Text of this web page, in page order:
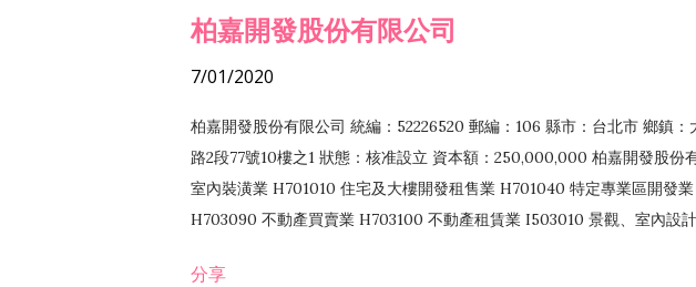
柏嘉開發股份有限公司
7/01/2020
柏嘉開發股份有限公司 統編：52226520 郵編：106 縣市：台北市 鄉鎮
路2段77號10樓之1 狀態：核准設立 資本額：250,000,000 柏嘉開發股份
室內裝潢業 H701010 住宅及大樓開發租售業 H701040 特定專業區開發
H703090 不動產買賣業 H703100 不動產租賃業 I503010 景觀、室內設
分享